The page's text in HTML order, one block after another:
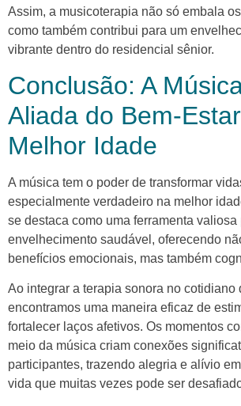
Assim, a musicoterapia não só embala
como também contribui para um
vibrante dentro do residencial sênior.
Conclusão: A
Aliada do Bem-
Melhor Idade
A música tem o poder de transformar
especialmente verdadeiro na melhor
se destaca como uma ferramenta
envelhecimento saudável, oferecendo
benefícios emocionais, mas também
Ao integrar a terapia sonora no cotidiano
encontramos uma maneira eficaz de
fortalecer laços afetivos. Os momentos
meio da música criam conexões
participantes, trazendo alegria e alívio
vida que muitas vezes pode ser